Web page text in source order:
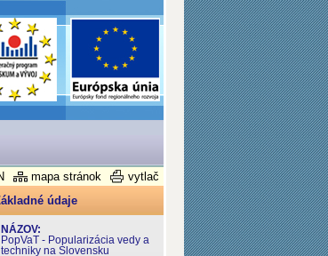
Operačného programu Výskum a Vývoj
vytlač
mapa stránok
údaje
NÁZOV:
PopVaT - Popularizácia vedy a
techniky na Slovensku